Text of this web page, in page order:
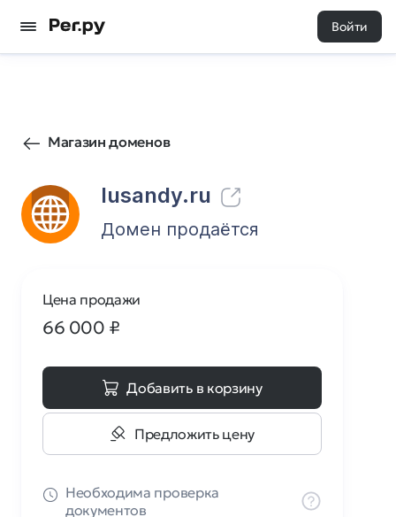
Войти
Магазин доменов
lusandy.ru
5 0
Домен продаётся
Цена продажи
66 000 ₽
Добавить в корзину
Предложить цену
Необходима проверка
документов